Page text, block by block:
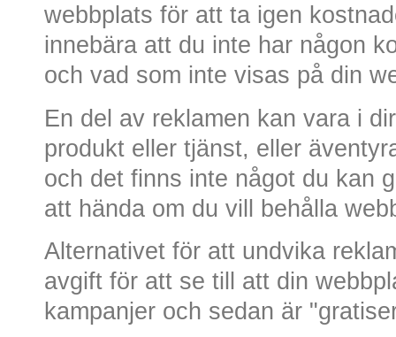
webbplats för att ta igen
innebära att du inte har någon
och vad som inte visas på din
En del av reklamen kan vara i
produkt eller tjänst, eller
och det finns inte något du kan
att hända om du vill behålla
Alternativet för att undvika
avgift för att se till att din
kampanjer och sedan är